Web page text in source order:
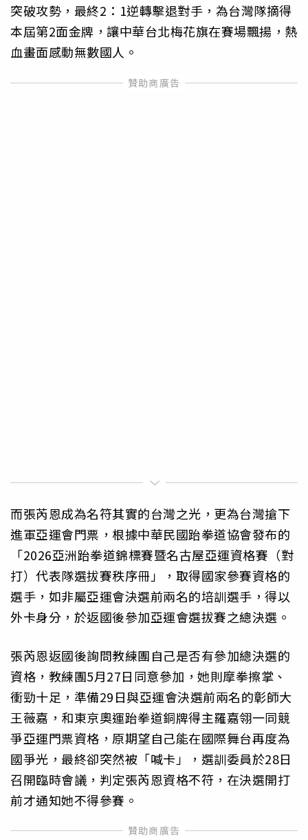
突破攻勢，最終2：1逆轉擊退對手，為台灣隊摘得
本屆第2面金牌，讓中華台北梅花旗在賽場飄揚，熱
血畫面感動無數國人。
而張芮恩成為名符其實的台灣之光，更為台灣搶下
進軍亞運會門票，根據中華民國跆拳道協會發布的
「2026亞洲跆拳道錦標賽暨名古屋亞運資格賽（對
打）代表隊選拔賽秩序冊」，取得國家參賽資格的
選手，如非屬亞運會決選前兩名的培訓選手，得以
外卡身分，於返國後參加亞運會選拔賽之總決選。
張芮恩返國後詢問教練團自己是否有參加總決選的
資格，教練團5月27日同意參加，她則摩拳擦掌、
衝勁十足，準備29日與亞運會決選前兩名的彰師大
王薇嘉，和東京奧運跆拳道銅牌得主羅嘉翎一同競
爭亞運門票資格，原期望自己能在國際舞台再度為
國爭光，最終卻突然被「喊卡」，選訓委員於28日
召開臨時會議，判定張芮恩資格不符，在決選開打
前才通知她不得參賽。